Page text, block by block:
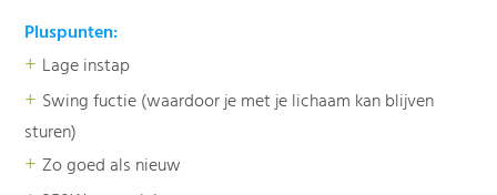
Pluspunten:
+ Lage instap
+ Swing fuctie (waardoor je met je lichaam kan blijven
sturen)
+Zo goed als nieuw